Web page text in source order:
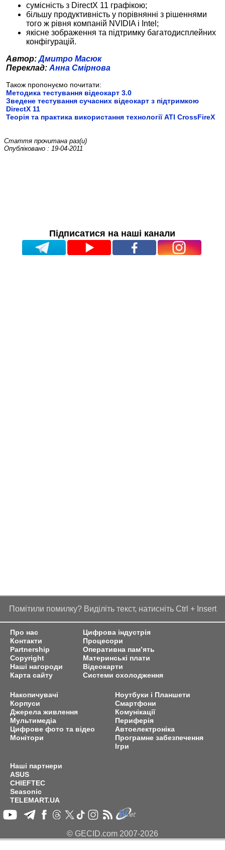
сумісність з DirectХ 11 графікою;
більшу продуктивність у порівнянні з рішеннями
того ж рівня компаній NVIDIA і Intel;
якісне зображення та підтримку багатодисплейних
конфігурацій.
Автор:Дмитро Масюк
Переклад: Анна Смірнова
Також пропонуємо почитати:
Методика тестування відеокарт 3.0
Зведене тестування сучасних відеокарт з підтримкою
DirectX 11
Теорія та практика використання технології ATI CrossFireХ
Стаття прочитана раз(и)
Опубліковано : 19-04-2011
Підписатися на наші канали
Помітили помилку? Виділіть текст, натисніть Ctrl + Insert
Про нас
Контакти
Partnership
Copyright
Наші нагороди
Карта сайту
Цифрова індустрія
Процесори
Оперативна пам’ять
Материнські плати
Відеокарти
Системи охолодження
Накопичувачі
Корпуси
Джерела живлення
Мультимедіа
Цифрове фото та відео
Монітори
Ноутбуки і Планшети
Смартфони
Комунікації
Периферія
Автоелектроніка
Програмне забезпечення
Ігри
Наші партнери
ASUS
CHIEFTEC
Seasonic
TELEMART.UA
© GECID.com 2007-2026